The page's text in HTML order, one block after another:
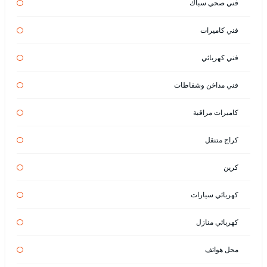
فني صحي سباك
فني كاميرات
فني كهربائي
فني مداخن وشفاطات
كاميرات مراقبة
كراج متنقل
كرين
كهربائي سيارات
كهربائي منازل
محل هواتف